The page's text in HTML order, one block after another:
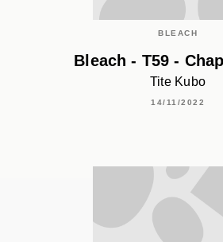
BLEACH
Bleach - T59 -
Tite Kubo
14/11/2022